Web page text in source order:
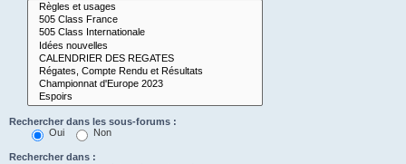
Rechercher dans les sous-forums :
Oui
Non
Rechercher dans :